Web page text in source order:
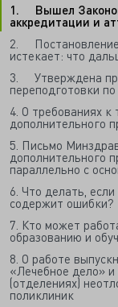
1. Вышел
аккредитации и
2. Постановление
истекает: что
3. Утверждена
переподготовки
4. О требованиях к
дополнительного
5. Письмо
дополнительного
параллельно с
6. Что делать,
содержит ошибки?
7. Кто может
образованию и
8. О работе
«Лечебное дело»
(отделениях)
поликлиник